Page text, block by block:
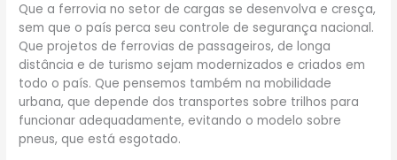
Que a ferrovia no setor de cargas se desenvolva e cresça,
sem que o país perca seu controle de segurança nacional.
Que projetos de ferrovias de passageiros, de longa
distância e de turismo sejam modernizados e criados em
todo o país. Que pensemos também na mobilidade
urbana, que depende dos transportes sobre trilhos para
funcionar adequadamente, evitando o modelo sobre
pneus, que está esgotado.